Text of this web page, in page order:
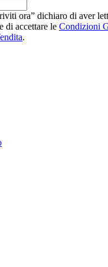
ora” dichiaro di aver
e di accettare le Condizioni
.